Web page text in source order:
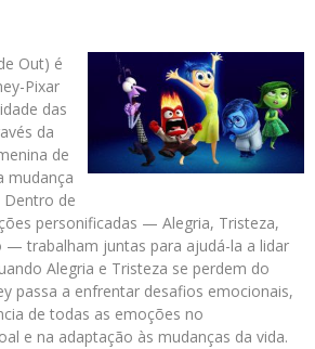
Out) é
Pixar
das
da
de
mudança
Dentro de
personificadas — Alegria, Tristeza,
— trabalham juntas para ajudá-la a lidar
Alegria e Tristeza se perdem do
passa a enfrentar desafios emocionais,
de todas as emoções no
e na adaptação às mudanças da vida.